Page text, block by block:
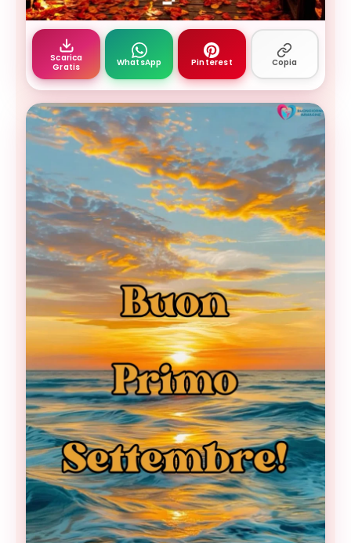
Buongiorno settembre — ponte autunnale
Scarica
Gratis
WhatsApp Pinterest Copia